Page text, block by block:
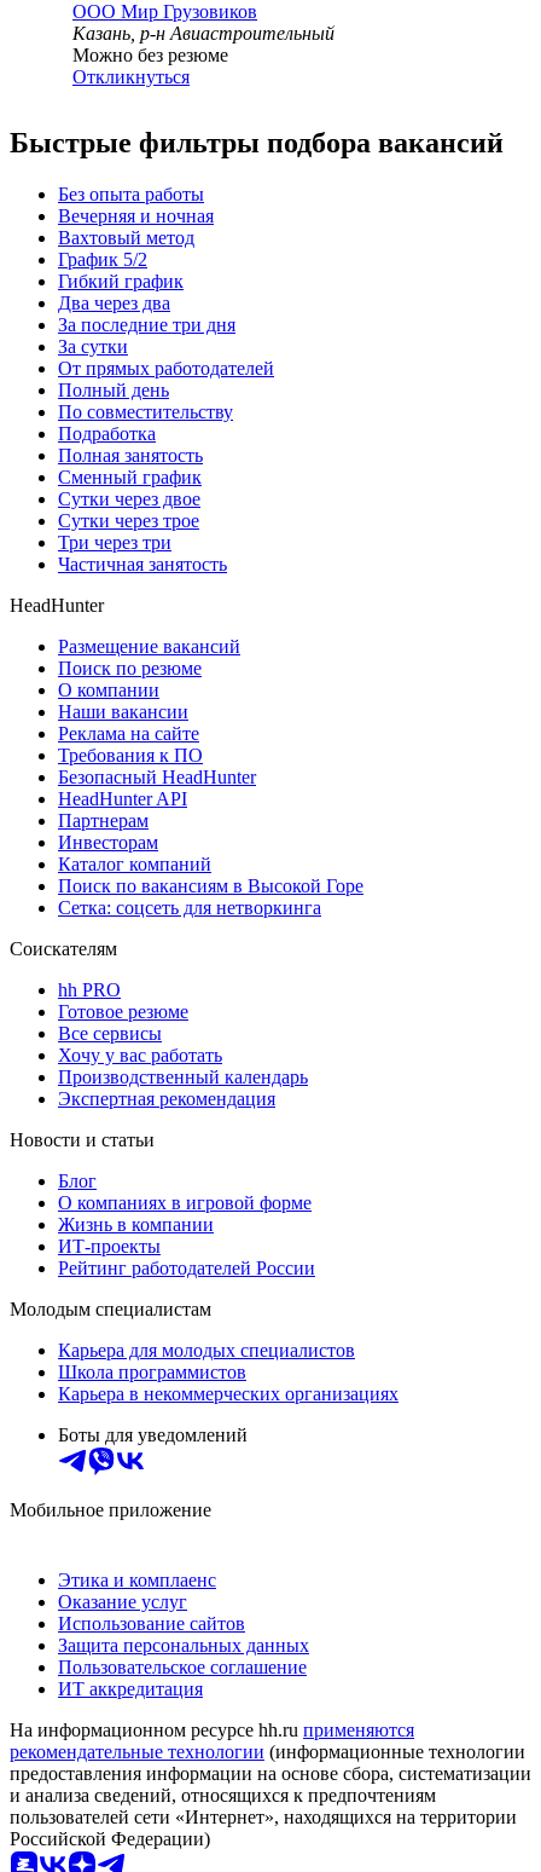
ООО Мир Грузовиков
Казань, р-н Авиастроительный
Можно без резюме
Откликнуться
Быстрые фильтры подбора вакансий
Без опыта работы
Вечерняя и ночная
Вахтовый метод
График 5/2
Гибкий график
Два через два
За последние три дня
За сутки
От прямых работодателей
Полный день
По совместительству
Подработка
Полная занятость
Сменный график
Сутки через двое
Сутки через трое
Три через три
Частичная занятость
HeadHunter
Размещение вакансий
Поиск по резюме
О компании
Наши вакансии
Реклама на сайте
Требования к ПО
Безопасный HeadHunter
HeadHunter API
Партнерам
Инвесторам
Каталог компаний
Поиск по вакансиям в Высокой Горе
Сетка: соцсеть для нетворкинга
Соискателям
hh PRO
Готовое резюме
Все сервисы
Хочу у вас работать
Производственный календарь
Экспертная рекомендация
Новости и статьи
Блог
О компаниях в игровой форме
Жизнь в компании
ИТ-проекты
Рейтинг работодателей России
Молодым специалистам
Карьера для молодых специалистов
Школа программистов
Карьера в некоммерческих организациях
Боты для уведомлений
Мобильное приложение
Этика и комплаенс
Оказание услуг
Использование сайтов
Защита персональных данных
Пользовательское соглашение
ИТ аккредитация
На информационном ресурсе hh.ru применяются
рекомендательные технологии (информационные технологии
предоставления информации на основе сбора, систематизации
и анализа сведений, относящихся к предпочтениям
пользователей сети «Интернет», находящихся на территории
Российской Федерации)